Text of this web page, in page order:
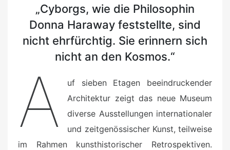
„Cyborgs, wie die Philosophin
Donna Haraway feststellte, sind
nicht ehrfürchtig. Sie erinnern sich
nicht an den Kosmos.“
A
uf sieben Etagen beeindruckender
Architektur zeigt das neue Museum
diverse Ausstellungen internationaler
und zeitgenössischer Kunst, teilweise
im Rahmen kunsthistorischer Retrospektiven.